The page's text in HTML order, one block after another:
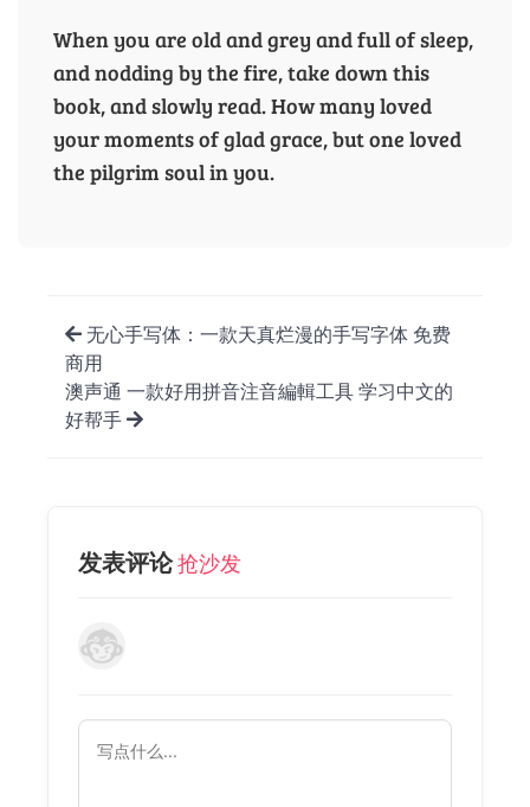
When you are old and grey and full of sleep,
and nodding by the fire, take down this
book, and slowly read. How many loved
your moments of glad grace, but one loved
the pilgrim soul in you.
无心手写体：一款天真烂漫的手写字体 免费
商用
澳声通 一款好用拼音注音編輯工具 学习中文的
好帮手
发表评论抢沙发